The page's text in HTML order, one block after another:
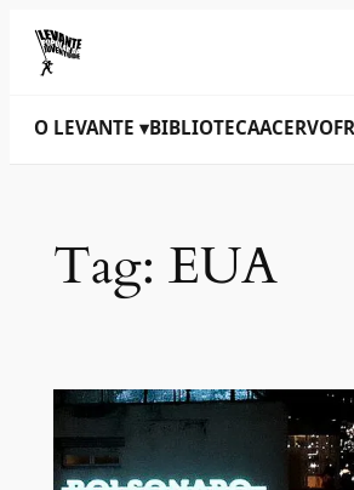
O LEVANTE ▾BIBLIOTECAACERVO
Tag: EUA